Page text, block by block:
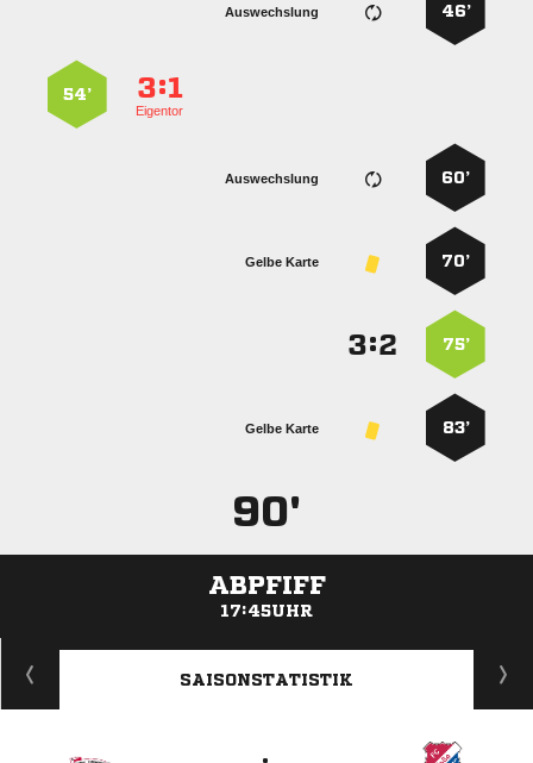
46’
Auswechslung
:
Eigentor
54’
60’
Auswechslung
70’
Gelbe Karte
75’
:
83’
Gelbe Karte
90'
ABPFIFF
17:45UHR
ANZEIGE
SAISONSTATISTIK